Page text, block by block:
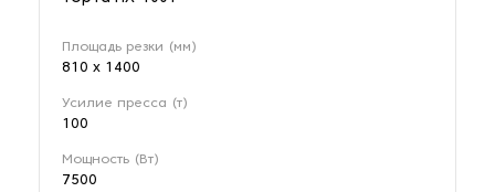
Площадь резки (мм)
810 х 1400
Усилие пресса (т)
100
Мощность (Вт)
7500